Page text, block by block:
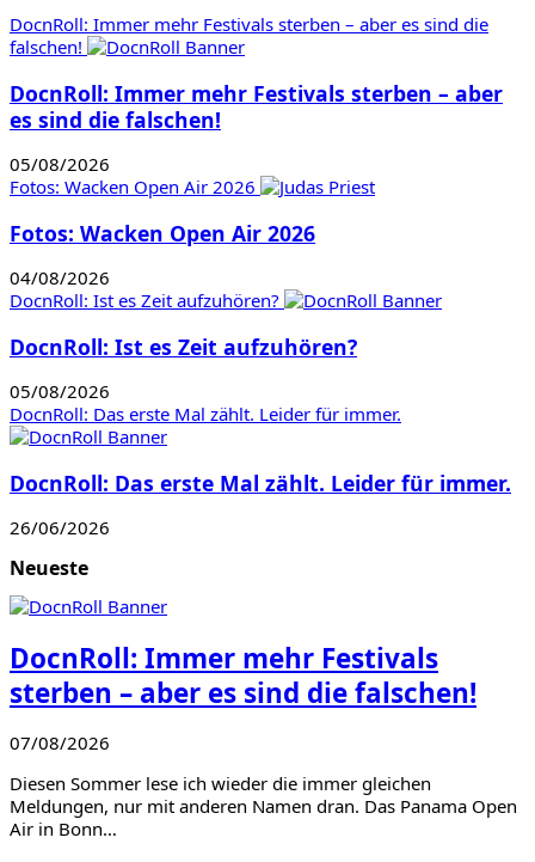
DocnRoll: Immer mehr Festivals sterben – aber es sind die
falschen!
DocnRoll: Immer mehr Festivals sterben – aber
es sind die falschen!
05/08/2026
Fotos: Wacken Open Air 2026
Fotos: Wacken Open Air 2026
04/08/2026
DocnRoll: Ist es Zeit aufzuhören?
DocnRoll: Ist es Zeit aufzuhören?
05/08/2026
DocnRoll: Das erste Mal zählt. Leider für immer.
DocnRoll: Das erste Mal zählt. Leider für immer.
26/06/2026
Neueste
DocnRoll: Immer mehr Festivals
sterben – aber es sind die falschen!
07/08/2026
Diesen Sommer lese ich wieder die immer gleichen
Meldungen, nur mit anderen Namen dran. Das Panama Open
Air in Bonn…